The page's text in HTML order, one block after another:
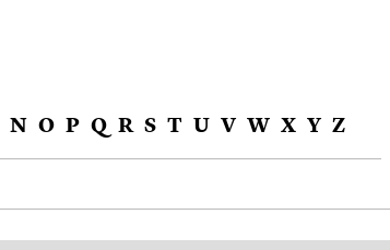
N O P Q R S T U V W X Y Z